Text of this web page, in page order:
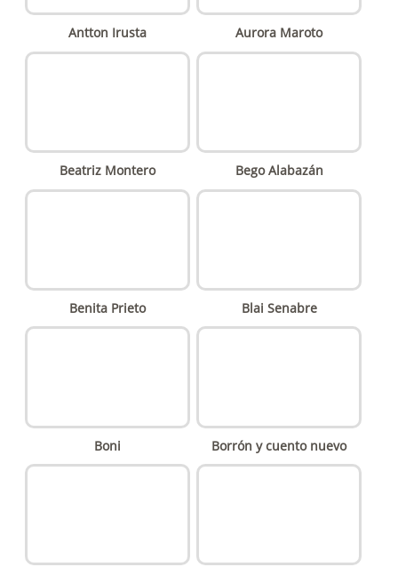
Antton Irusta Aurora Maroto
Beatriz Montero Bego Alabazán
Benita Prieto Blai Senabre
Boni Borrón y cuento nuevo